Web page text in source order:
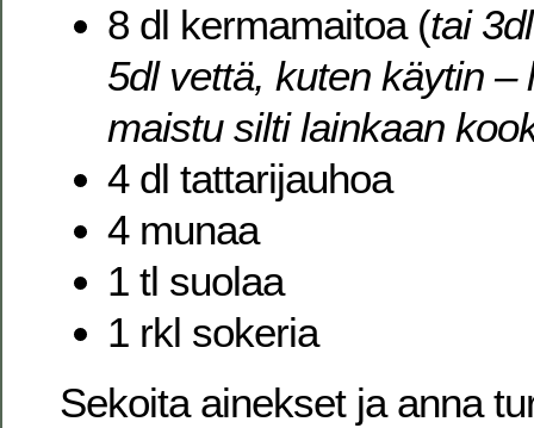
8 dl kermamaitoa (tai
5dl vettä, kuten käytin –
maistu silti lainkaan
4 dl tattarijauhoa
4 munaa
1 tl suolaa
1 rkl sokeria
Sekoita ainekset ja anna